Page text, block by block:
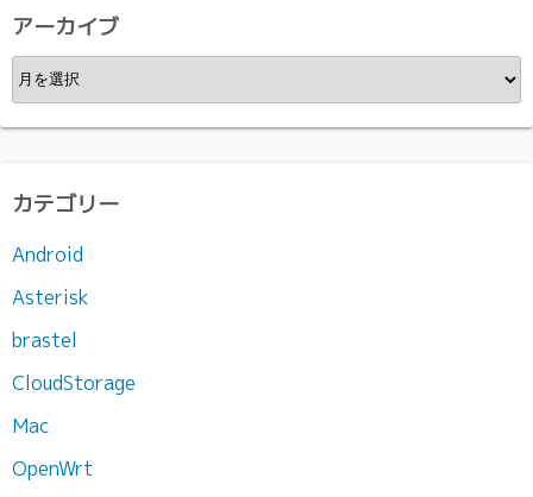
アーカイブ
ア
ー
カ
ブ
カテゴリー
Android
Asterisk
brastel
CloudStorage
Mac
OpenWrt